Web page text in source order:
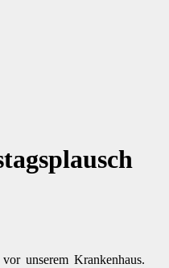
unserem Krankenhaus.